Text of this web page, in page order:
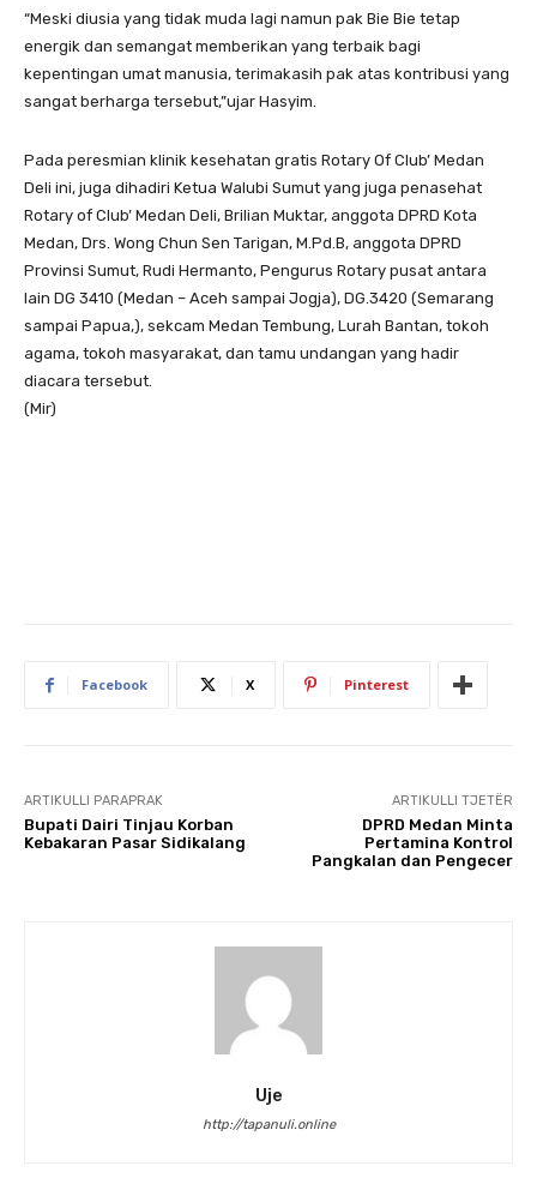
“Meski diusia yang tidak muda lagi namun pak Bie Bie tetap
energik dan semangat memberikan yang terbaik bagi
kepentingan umat manusia, terimakasih pak atas kontribusi yang
sangat berharga tersebut,”ujar Hasyim.
Pada peresmian klinik kesehatan gratis Rotary Of Club’ Medan
Deli ini, juga dihadiri Ketua Walubi Sumut yang juga penasehat
Rotary of Club’ Medan Deli, Brilian Muktar, anggota DPRD Kota
Medan, Drs. Wong Chun Sen Tarigan, M.Pd.B, anggota DPRD
Provinsi Sumut, Rudi Hermanto, Pengurus Rotary pusat antara
lain DG 3410 (Medan – Aceh sampai Jogja), DG.3420 (Semarang
sampai Papua,), sekcam Medan Tembung, Lurah Bantan, tokoh
agama, tokoh masyarakat, dan tamu undangan yang hadir
diacara tersebut.
(Mir)
Facebook X Pinterest
ARTIKULLI PARAPRAK
Bupati Dairi Tinjau Korban
Kebakaran Pasar Sidikalang
ARTIKULLI TJETËR
DPRD Medan Minta
Pertamina Kontrol
Pangkalan dan Pengecer
Uje
http://tapanuli.online